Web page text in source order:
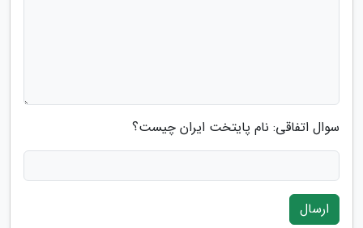
سوال اتفاقی: نام پایتخت ایران چیست؟
ارسال